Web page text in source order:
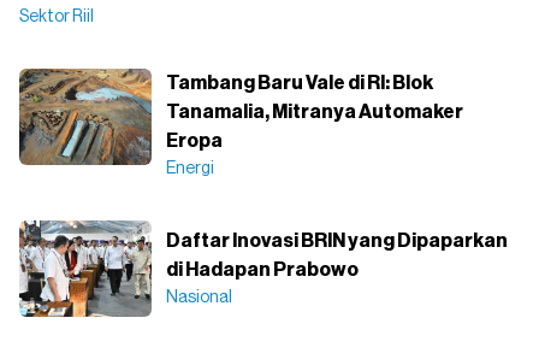
Sektor Riil
Tambang Baru Vale di RI: Blok
Tanamalia, Mitranya Automaker
Eropa
Energi
Daftar Inovasi BRIN yang Dipaparkan
di Hadapan Prabowo
Nasional